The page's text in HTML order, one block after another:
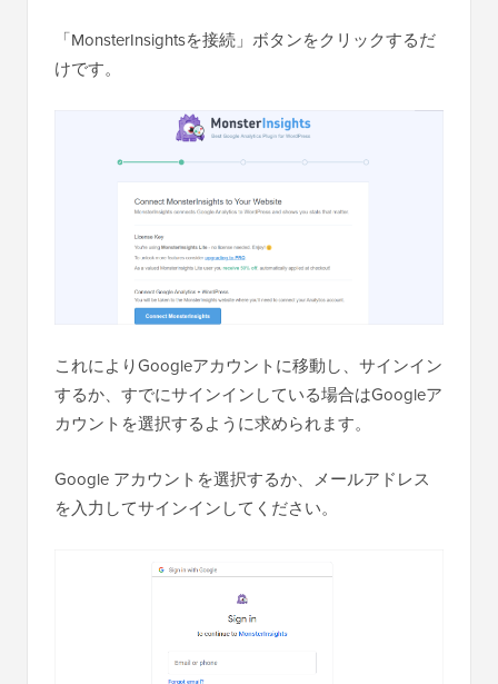
「MonsterInsightsを接続」ボタンをクリックするだ
けです。
これによりGoogleアカウントに移動し、サインイン
するか、すでにサインインしている場合はGoogleア
カウントを選択するように求められます。
Google アカウントを選択するか、メールアドレス
を入力してサインインしてください。